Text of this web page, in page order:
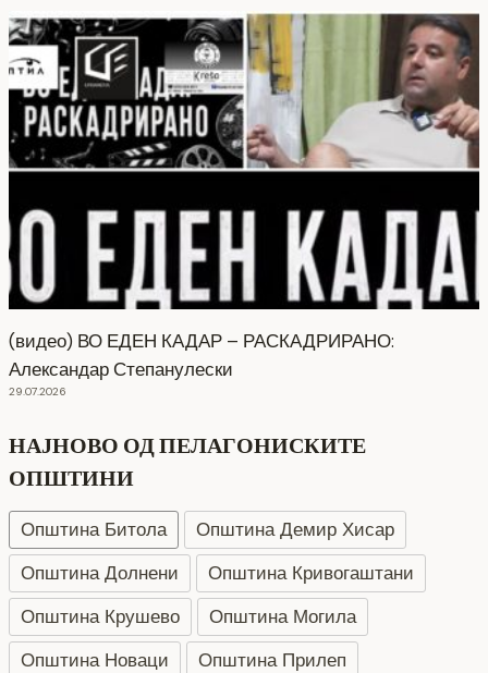
(видео) ВО ЕДЕН КАДАР – РАСКАДРИРАНО:
Александар Степанулески
29.07.2026
НАЈНОВО ОД ПЕЛАГОНИСКИТЕ
ОПШТИНИ
Општина Битола
Општина Демир Хисар
Општина Долнени
Општина Кривогаштани
Општина Крушево
Општина Могила
Општина Новаци
Општина Прилеп